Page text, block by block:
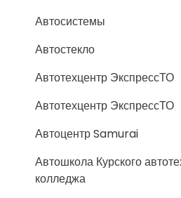
Автосистемы
Автостекло
Автотехцентр ЭкспрессТО
Автотехцентр ЭкспрессТО
Автоцентр Samurai
Автошкола Курского
колледжа